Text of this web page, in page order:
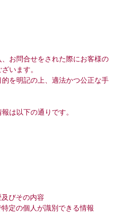
お問合せをされた際にお客様の
います。
を明記の上、適法かつ公正な手
は以下の通りです。
びその内容
定の個人が識別できる情報